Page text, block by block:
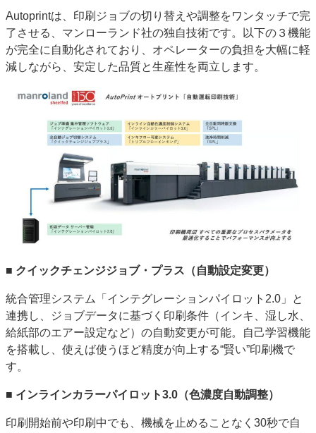
Autoprintは、印刷ジョブの切り替えや調整をワンタッチで完
了させる、マンローランド社の独自技術です。以下の３機能
が完全に自動化されており、オペレーターの負担を大幅に軽
減しながら、安定した品質と生産性を両立します。
■ クイックチェンジジョブ・プラス（自動設定変更）
統合管理システム「インテグレーションパイロット2.0」と
連携し、ジョブデータに基づく印刷条件（インキ、湿し水、
給紙部のエアー設定など）の自動変更が可能。自己学習機能
を搭載し、使えば使うほど精度が向上する“賢い”印刷機で
す。
■ インラインカラーパイロット3.0（色濃度自動調整）
印刷開始前や印刷中でも、機械を止めることなく30秒で自